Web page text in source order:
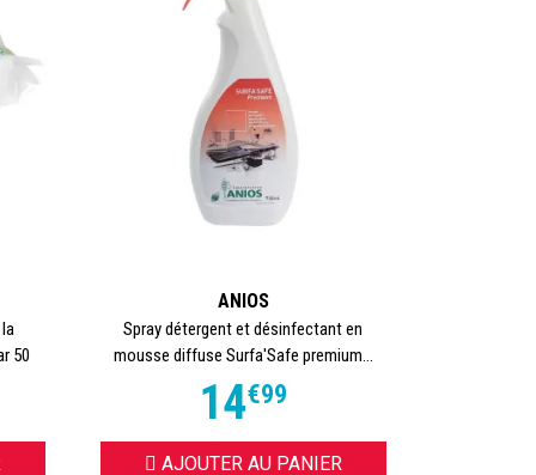
50
ANIOS
Spray détergent et désinfectant en
mousse diffuse Surfa'Safe premium...
14€99
AJOUTER AU PANIER